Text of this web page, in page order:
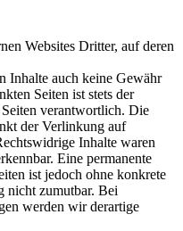
Websites Dritter, auf deren
Inhalte auch keine Gewähr
Seiten ist stets der
verantwortlich. Die
der Verlinkung auf
Inhalte waren
Eine permanente
ist jedoch ohne konkrete
nicht zumutbar. Bei
werden wir derartige